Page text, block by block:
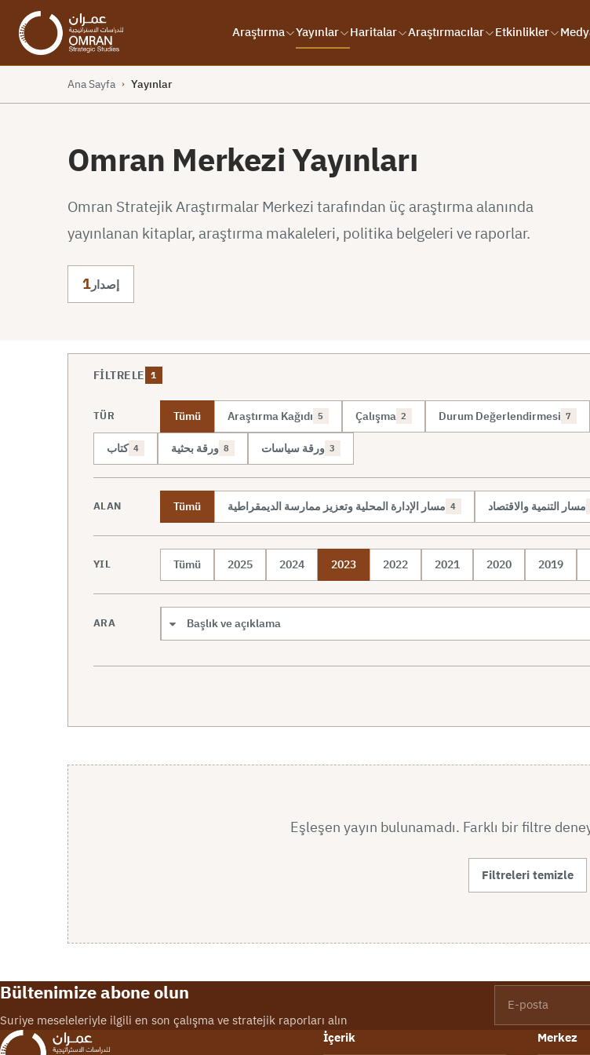
Araştırma Yayınlar Haritalar Araştırmacılar Etkinlikler
Ana Sayfa › Yayınlar
Omran Merkezi Yayınları
Omran Stratejik Araştırmalar Merkezi tarafından üç araştırma alanında
yayınlanan kitaplar, araştırma makaleleri, politika belgeleri ve raporlar.
1إصدار
FILTRELE 1
TÜR Tümü Araştırma Kağıdı 5 Çalışma 2 Durum Değerlendirmesi 7
كتاب 4 ورقة بحثية 8 ورقة سياسات 3
ALAN Tümü مسار الإدارة المحلية وتعزيز ممارسة الديمقراطية 4 مسار التنمية والاقتصاد
YIL Tümü 2025 2024 2023 2022 2021 2020 2019
ARA
Arama kapsamı
Eşleşen yayın bulunamadı. Farklı bir filtre
Filtreleri temizle
Bültenimize abone olun
Suriye meseleleriyle ilgili en son çalışma ve stratejik raporları alın
İçerik
Merkez